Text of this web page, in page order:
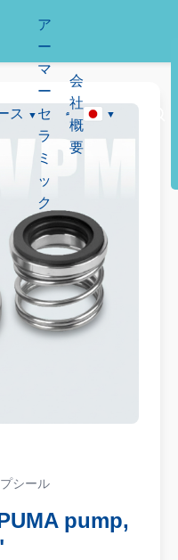
ス
ア
ー
マ
ー
セ
ラ
ミ
ッ
ク
会
社
概
要
シール
pump,